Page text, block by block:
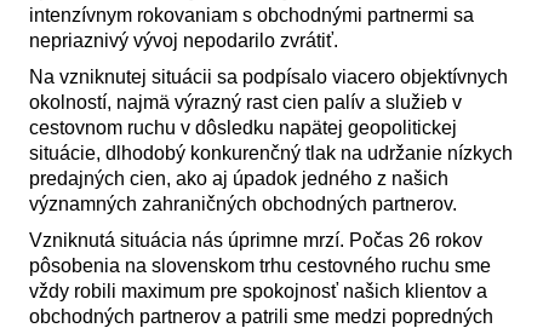
intenzívnym rokovaniam s obchodnými partnermi sa
nepriaznivý vývoj nepodarilo zvrátiť.
Na vzniknutej situácii sa podpísalo viacero objektívnych
okolností, najmä výrazný rast cien palív a služieb v
cestovnom ruchu v dôsledku napätej geopolitickej
situácie, dlhodobý konkurenčný tlak na udržanie nízkych
predajných cien, ako aj úpadok jedného z našich
významných zahraničných obchodných partnerov.
Vzniknutá situácia nás úprimne mrzí. Počas 26 rokov
pôsobenia na slovenskom trhu cestovného ruchu sme
vždy robili maximum pre spokojnosť našich klientov a
obchodných partnerov a patrili sme medzi popredných